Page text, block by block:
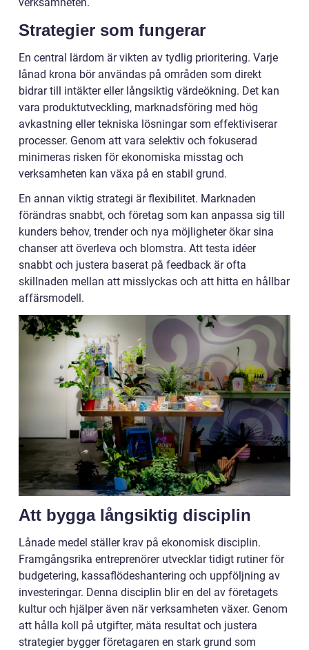
Strategier som fungerar
En central lärdom är vikten av tydlig prioritering. Varje
lånad krona bör användas på områden som direkt
bidrar till intäkter eller långsiktig värdeökning. Det kan
vara produktutveckling, marknadsföring med hög
avkastning eller tekniska lösningar som effektiviserar
processer. Genom att vara selektiv och fokuserad
minimeras risken för ekonomiska misstag och
verksamheten kan växa på en stabil grund.
En annan viktig strategi är flexibilitet. Marknaden
förändras snabbt, och företag som kan anpassa sig till
kunders behov, trender och nya möjligheter ökar sina
chanser att överleva och blomstra. Att testa idéer
snabbt och justera baserat på feedback är ofta
skillnaden mellan att misslyckas och att hitta en hållbar
affärsmodell.
Att bygga långsiktig disciplin
Lånade medel ställer krav på ekonomisk disciplin.
Framgångsrika entreprenörer utvecklar tidigt rutiner för
budgetering, kassaflödeshantering och uppföljning av
investeringar. Denna disciplin blir en del av företagets
kultur och hjälper även när verksamheten växer. Genom
att hålla koll på utgifter, mäta resultat och justera
strategier bygger företagaren en stark grund som